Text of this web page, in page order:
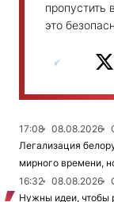
пропустить
это
17:08 08.08.2026
Легализация
мирного времени,
16:32
08.08.2026
Нужны идеи, чтобы